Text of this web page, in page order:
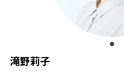
滝野莉子